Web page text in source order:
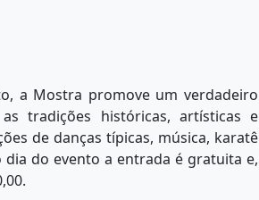
a Mostra promove um verdadeiro
tradições históricas, artísticas e
de danças típicas, música, karatê
do evento a entrada é gratuita e,